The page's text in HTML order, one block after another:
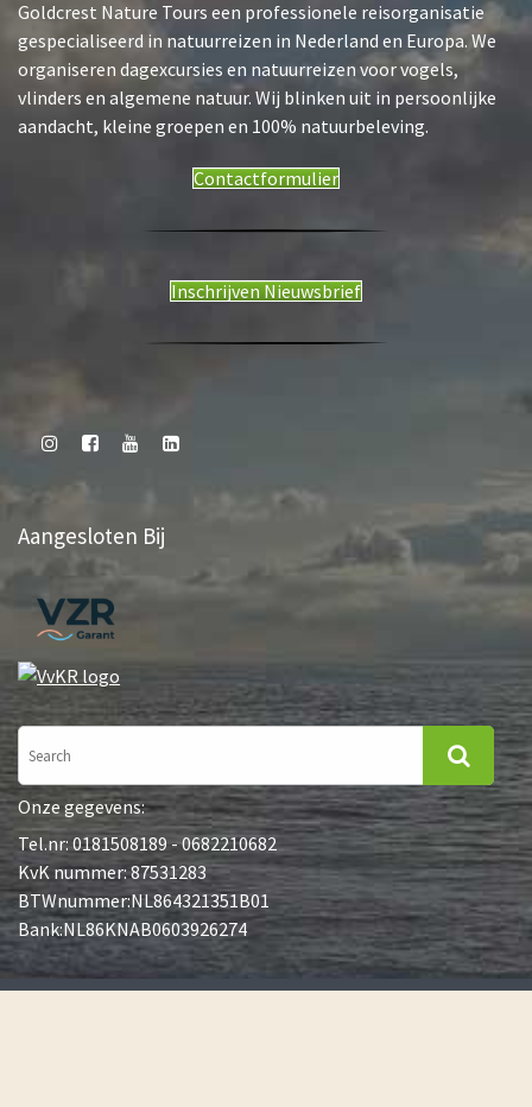
n
t
N
a
v
Goldcrest Nature Tours een professionele reisorganisatie
gespecialiseerd in natuurreizen in Nederland en Europa. We
organiseren dagexcursies en natuurreizen voor vogels,
vlinders en algemene natuur. Wij blinken uit in persoonlijke
aandacht, kleine groepen en 100% natuurbeleving.
Contactformulier
Inschrijven Nieuwsbrief
Aangesloten Bij
Onze gegevens:
Tel.nr: 0181508189 - 0682210682
KvK nummer: 87531283
BTWnummer:NL864321351B01
Bank:NL86KNAB0603926274